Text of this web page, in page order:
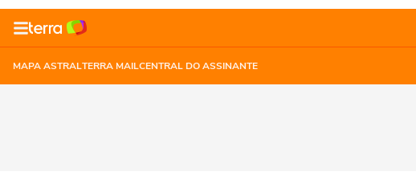
MAPA ASTRALTERRA MAILCENTRAL DO ASSINANTE